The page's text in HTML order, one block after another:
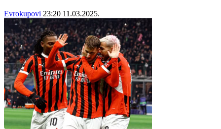
Evrokupovi 23:20 11.03.2025.